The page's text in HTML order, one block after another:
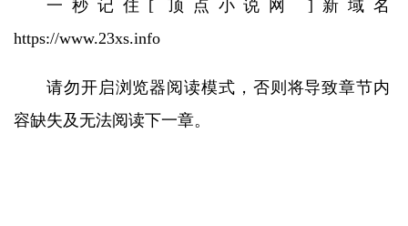
一秒记住[ 顶点小说网 ]新域名
https://www.23xs.info
请勿开启浏览器阅读模式，否则将导致章节内
容缺失及无法阅读下一章。